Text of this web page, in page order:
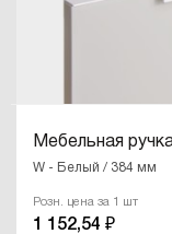
Мебельная
W - Белый / 384 мм
Розн. цена за 1 шт
1 152,54 ₽